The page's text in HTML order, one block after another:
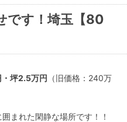
です！埼玉【80
坪2.5万円 （旧価格：240万
まれた閑静な場所です！！